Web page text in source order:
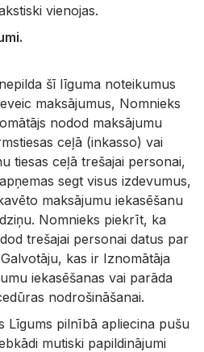
vienojas.
šī līguma noteikumus
maksājumus, Nomnieks
nodod maksājumu
ceļā (inkasso) vai
tiesas ceļā trešajai personai,
segt visus izdevumus,
maksājumu iekasēšanu
Nomnieks piekrīt, ka
trešajai personai datus par
kas ir Iznomātāja
iekasēšanas vai parāda
nodrošināšanai.
Līgums pilnībā apliecina pušu
mutiski papildinājumi